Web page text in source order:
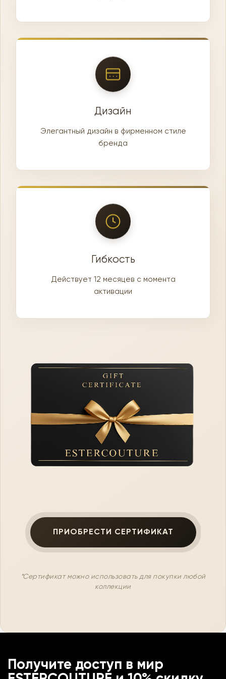
Дизайн
Элегантный дизайн в фирменном стиле
бренда
Гибкость
Действует 12 месяцев с момента
активации
ПРИОБРЕСТИ СЕРТИФИКАТ
*Сертификат можно использовать для покупки любой
коллекции
Получите доступ в мир